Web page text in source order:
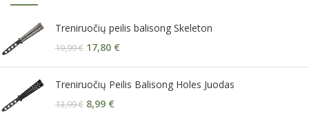
Treniruočių peilis balisong Skeleton
19,99€ 17,80 €
Treniruočių Peilis Balisong Holes Juodas
13,99€ 8,99 €